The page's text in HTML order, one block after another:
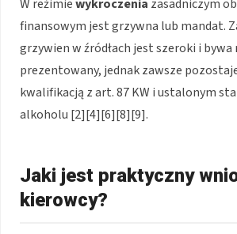
W reżimiewykroczenia zasadniczym
finansowym jest grzywna lub mandat.
grzywien w źródłach jest szeroki i bywa
prezentowany, jednak zawsze
kwalifikacją z art. 87 KW i ustalonym
alkoholu [2][4][6][8][9].
Jaki jest praktyczny
kierowcy?